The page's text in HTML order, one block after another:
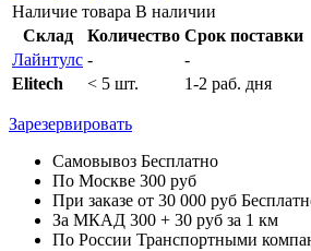
Наличие товара В наличии
Склад
Количество Срок поставки
Лайнтулс -
-
Elitech
< 5 шт. 1-2 раб. дня
Зарезервировать
Самовывоз Бесплатно
По Москве 300 руб
При заказе от 30 000 руб
За МКАД 300 + 30 руб за 1 км
По России Транспортными